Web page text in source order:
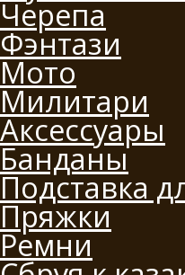
Черепа
Фэнтази
Мото
Милитари
Аксессуары
Банданы
Подставка
Пряжки
Ремни